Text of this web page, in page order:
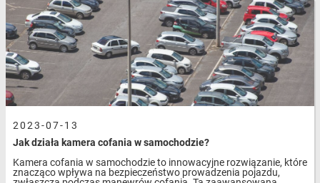
2023-07-13
Jak działa kamera cofania w samochodzie?
Kamera cofania w samochodzie to innowacyjne rozwiązanie, które
znacząco wpływa na bezpieczeństwo prowadzenia pojazdu,